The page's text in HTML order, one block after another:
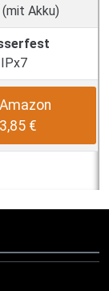
Akku)
IPx7
€